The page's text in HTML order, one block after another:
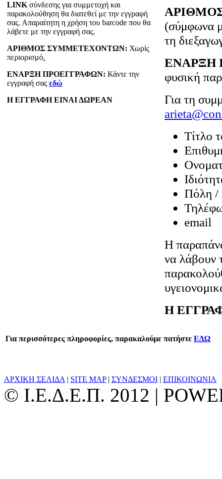
LINK σύνδεσης για συμμετοχή και
παρακολούθηση θα διατεθεί με την εγγραφή
σας. Απαραίτητη η χρήση του barcode που θα
λάβετε με την εγγραφή σας.
ΑΡΙΘΜΟΣ ΣΥΜΜΕΤΕΧΟΝΤΩΝ: Χωρίς
περιορισμό.
ΕΝΑΡΞΗ ΠΡΟΕΓΓΡΑΦΩΝ: Κάντε την
εγγραφή σας εδώ
Η ΕΓΓΡΑΦΗ ΕΙΝΑΙ ΔΩΡΕΑΝ
(σύμφωνα
τη
ΕΝΑΡΞΗ
φυσική
Για τη
Τίτλο
Πόλη
email
Η
να λάβουν
Η
Για περισσότερες πληροφορίες, παρακαλούμε πατήστε ΕΔΩ
ΑΡΧΙΚΗ ΣΕΛΙΔΑ | SITE MAP| ΣΥΝΔΕΣΜΟΙ | ΕΠΙΚΟΙΝΩΝΙΑ
© Ι.Ε.Δ.Ε.Π. 2012 |